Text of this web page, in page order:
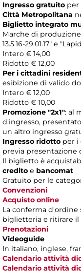
Ingresso gratuito per
Città Metropolitana
Biglietto integrato
Marche di
13.5.16-29.01.17" e
Intero € 14,00
Ridotto € 12,00
Per i cittadini
esibizione di valido
Intero € 12,00
Ridotto € 10,00
Promozione "2x1": al
d'ingresso,
un altro ingresso
Ingresso ridotto per i
previa
Il biglietto è
credito e bancomat
Gratuito per le
Convenzioni
Acquisto online
La conferma d'ordine
biglietteria e ritirare
Prenotazioni
Videoguide
In italiano, inglese,
Calendario attività
Calendario attività